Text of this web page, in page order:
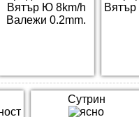
Вятър Ю 8km/h
Валежи 0.2mm.
Сутрин